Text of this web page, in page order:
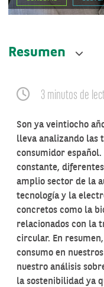
3 minutos de
Son ya veintiocho
lleva analizando las
consumidor
constante,
amplio sector de la
tecnología y la
concretos como la
relacionados con la
circular. En
consumo en
nuestro análisis
la sostenibilidad ya
Resumen